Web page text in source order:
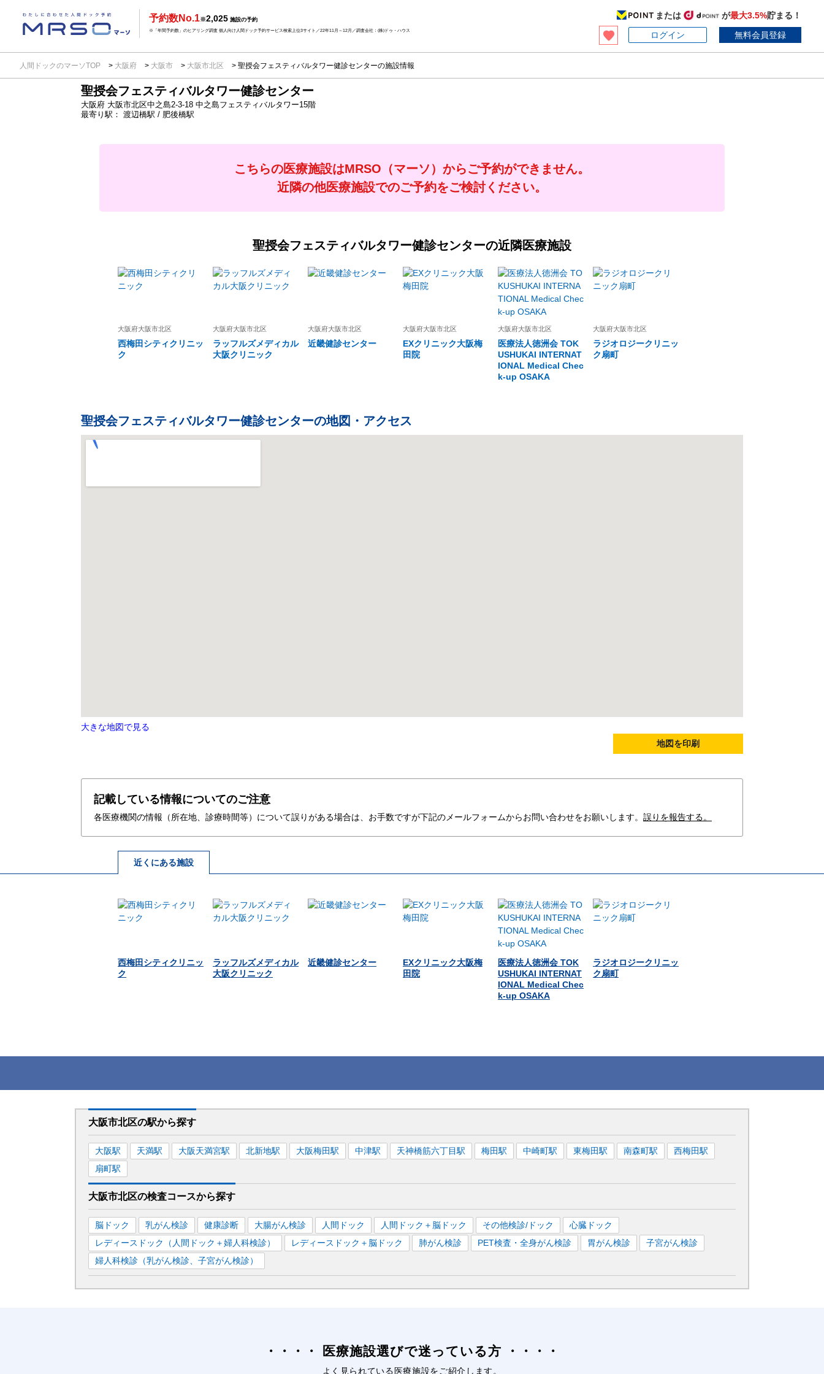
予約数No.1※2,025 施設の予約
※「年間予約数」のヒアリング調査 個人向け人間ドック予約サービス検索上位3サイト／22年11月～12月／調査会社：(株)ドゥ・ハウス
または が最大3.5%貯まる！
ログイン
無料会員登録
人間ドックのマーソTOP 大阪府 大阪市 大阪市北区 聖授会フェスティバルタワー健診センターの施設情報
聖授会フェスティバルタワー健診センター
大阪府 大阪市北区中之島2-3-18 中之島フェスティバルタワー15階
最寄り駅： 渡辺橋駅 / 肥後橋駅
こちらの医療施設はMRSO（マーソ）からご予約ができません。
近隣の他医療施設でのご予約をご検討ください。
聖授会フェスティバルタワー健診センターの近隣医療施設
大阪府大阪市北区
西梅田シティクリニッ
ク
大阪府大阪市北区
ラッフルズメディカル
大阪クリニック
大阪府大阪市北区
近畿健診センター
大阪府大阪市北区
EXクリニック大阪梅
田院
大阪府大阪市北区
医療法人徳洲会 TOK
USHUKAI INTERNAT
IONAL Medical Chec
k-up OSAKA
大阪府大阪市北区
ラジオロジークリニッ
ク扇町
聖授会フェスティバルタワー健診センターの地図・アクセス
大きな地図で見る
地図を印刷
記載している情報についてのご注意
各医療機関の情報（所在地、診療時間等）について誤りがある場合は、お手数ですが下記のメールフォームからお問い合わせをお願いします。 誤りを報告する。
近くにある施設
西梅田シティクリニッ
ク
ラッフルズメディカル
大阪クリニック
近畿健診センター
EXクリニック大阪梅
田院
医療法人徳洲会 TOK
USHUKAI INTERNAT
IONAL Medical Chec
k-up OSAKA
ラジオロジークリニッ
ク扇町
大阪市北区の駅から探す
大阪駅 天満駅 大阪天満宮駅 北新地駅 大阪梅田駅 中津駅 天神橋筋六丁目駅 梅田駅 中崎町駅 東梅田駅 南森町駅 西梅田駅
扇町駅
大阪市北区の検査コースから探す
脳ドック 乳がん検診 健康診断 大腸がん検診 人間ドック 人間ドック＋脳ドック その他検診/ドック
心臓ドック
レディースドック（人間ドック＋婦人科検診）
レディースドック＋脳ドック 肺がん検診 PET検査・全身がん検診 胃がん検診
子宮がん検診
婦人科検診（乳がん検診、子宮がん検診）
医療施設選びで迷っている方
よく見られている医療施設をご紹介します。